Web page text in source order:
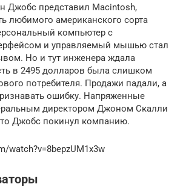
Джобс представил Macintosh,
любимого американского сорта
компьютер с
и управляемый мышью стал
Но и тут инженера ждала
в 2495 долларов была слишком
потребителя. Продажи падали, а
ошибку. Напряженные
директором Джоном Скалли
Джобс покинул компанию.
watch?v=8bepzUM1x3w